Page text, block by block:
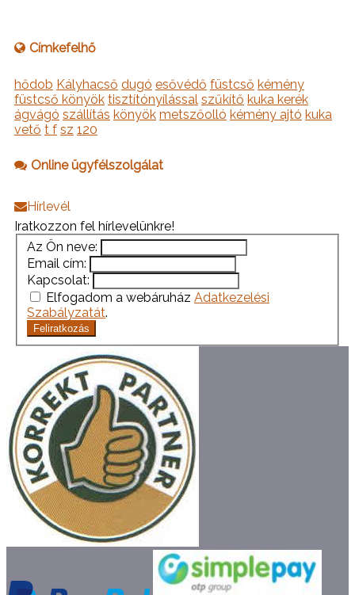
Címkefelhő
hődob Kályhacső dugó esővédő füstcső kémény
füstcső könyök tisztítónyílással szűkítő kuka kerék
ágvágó szállítás könyök metszőolló kémény ajtó kuka
vető t f sz 120
Online ügyfélszolgálat
Hírlevél
Iratkozzon fel hírlevelünkre!
Az Ön neve:
Email cím:
Kapcsolat:
Elfogadom a webáruház Adatkezelési
Szabályzatát.
Feliratkozás